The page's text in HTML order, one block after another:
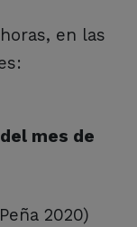
en las
mes de
2020)